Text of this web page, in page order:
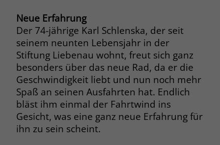
Neue Erfahrung
Der 74-jährige Karl Schlenska, der seit
seinem neunten Lebensjahr in der
Stiftung Liebenau wohnt, freut sich ganz
besonders über das neue Rad, da er die
Geschwindigkeit liebt und nun noch mehr
Spaß an seinen Ausfahrten hat. Endlich
bläst ihm einmal der Fahrtwind ins
Gesicht, was eine ganz neue Erfahrung für
ihn zu sein scheint.
Laufzeit Session
Zweck
Behält die Zustände des Benutzers bei
allen Seitenanfragen bei.
Laufzeit 90 Tage
Zweck
Dieses Cookie wird gesetzt, wenn ein
User über einen Klick auf eine Google
Werbeanzeige auf die Website gelangt.
Es enthält Informationen darüber,
welche Werbeanzeige geklickt wurde,
sodass erzielte Erfolge wie z.B.
Bestellungen oder Kontaktanfragen der
Anzeige zugewiesen werden können.